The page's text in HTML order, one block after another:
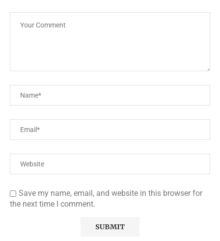
Save my name, email, and website in this browser for
the next time I comment.